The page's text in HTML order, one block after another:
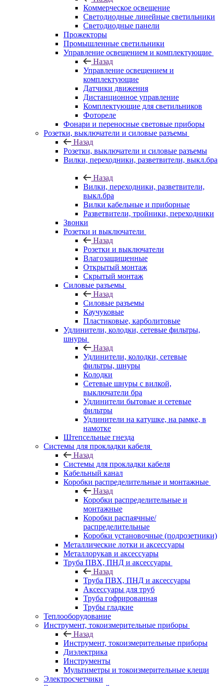
Коммерческое освещение
Светодиодные линейные светильники
Светодиодные панели
Прожекторы
Промышленные светильники
Управление освещением и комплектующие
Назад
Управление освещением и
комплектующие
Датчики движения
Дистанционное управление
Комплектующие для светильников
Фотореле
Фонари и переносные световые приборы
Розетки, выключатели и силовые разъемы
Назад
Розетки, выключатели и силовые разъемы
Вилки, переходники, разветвители, выкл.бра
Назад
Вилки, переходники, разветвители,
выкл.бра
Вилки кабельные и приборные
Разветвители, тройники, переходники
Звонки
Розетки и выключатели
Назад
Розетки и выключатели
Влагозащищенные
Открытый монтаж
Скрытый монтаж
Силовые разъемы
Назад
Силовые разъемы
Каучуковые
Пластиковые, карболитовые
Удлинители, колодки, сетевые фильтры,
шнуры
Назад
Удлинители, колодки, сетевые
фильтры, шнуры
Колодки
Сетевые шнуры с вилкой,
выключатели бра
Удлинители бытовые и сетевые
фильтры
Удлинители на катушке, на рамке, в
намотке
Штепсельные гнезда
Системы для прокладки кабеля
Назад
Системы для прокладки кабеля
Кабельный канал
Коробки распределительные и монтажные
Назад
Коробки распределительные и
монтажные
Коробки распаячные/
распределительные
Коробки установочные (подрозетники)
Металлические лотки и аксессуары
Металлорукав и аксессуары
Труба ПВХ, ПНД и аксессуары
Назад
Труба ПВХ, ПНД и аксессуары
Аксессуары для труб
Труба гофрированная
Трубы гладкие
Теплооборудование
Инструмент, токоизмерительные приборы
Назад
Инструмент, токоизмерительные приборы
Диэлектрика
Инструменты
Мультиметры и токоизмерительные клещи
Электросчетчики